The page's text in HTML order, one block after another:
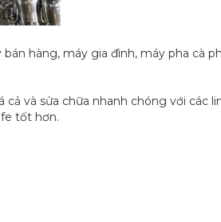
hàng, máy gia đình, máy pha cà
và sửa chữa nhanh chóng với các
tốt hơn.